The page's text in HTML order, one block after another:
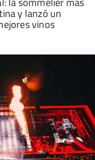
y lanzó un
vinos